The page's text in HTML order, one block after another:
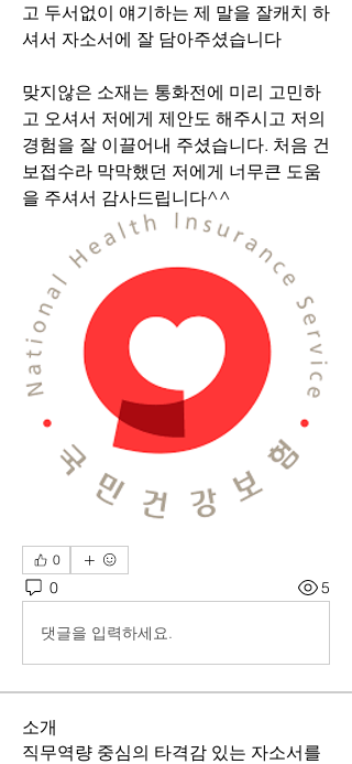
고 두서없이 얘기하는 제 말을 잘캐치 하
셔서 자소서에 잘 담아주셨습니다
맞지않은 소재는 통화전에 미리 고민하
고 오셔서 저에게 제안도 해주시고 저의
경험을 잘 이끌어내 주셨습니다. 처음 건
보접수라 막막했던 저에게 너무큰 도움
을 주셔서 감사드립니다^^
0
0 5
댓글을 입력하세요.
소개
직무역량 중심의 타격감 있는 자소서를